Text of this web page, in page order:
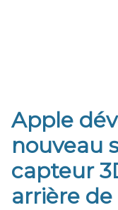
Apple
nouveau
capteur
arrière de